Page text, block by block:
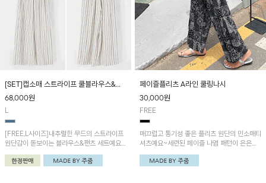
[SET]캡소매 스트라이프 쿨블라우스&밴
딩팬츠
68,000원
L
[FREE,L사이즈]내추럴한 무드의 스트라이프
원단감이 돋보이는 블라우스&팬츠 세트예요!
쾌적하고 산뜻한 착용감으로 편안하며 밑단 스
트링과 캡소매 디테일로 세련미 UP!
페이즐플리츠 A라인 쿨링나시
30,000원
FREE
매끄럽고 통기성 좋은 플리츠 원단의 민소매티
셔츠예요~세련된 페이즐 나염 패턴이 은은하
게 포인트 되는 제품! '페이즐나염 냉감플리츠
팬츠'와 세트로 착용하시면 더욱 멋스러워요~